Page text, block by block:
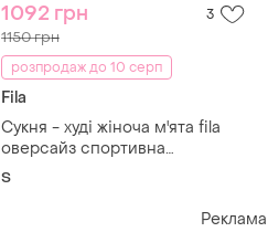
1092 грн 3
1150 грн
розпродаж до 10 серп
Fila
Сукня - худі жіноча м'ята fila
оверсайз спортивна
трикотажна з коміром гольф s
S